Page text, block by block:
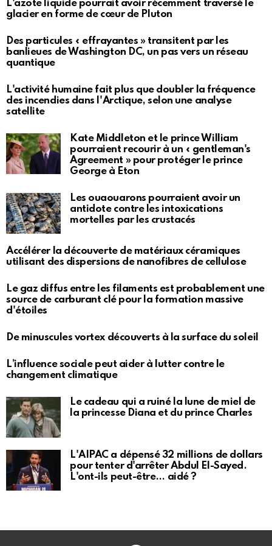
L'azote liquide pourrait avoir récemment traversé le
glacier en forme de cœur de Pluton
Des particules « effrayantes » transitent par les
banlieues de Washington DC, un pas vers un réseau
quantique
L'activité humaine fait plus que doubler la fréquence
des incendies dans l'Arctique, selon une analyse
satellite
Kate Middleton et le prince William
pourraient recourir à un « gentleman's
Agreement » pour protéger le prince
George à Eton
Les ouaouarons pourraient avoir un
antidote contre les intoxications
mortelles par les crustacés
Accélérer la découverte de matériaux céramiques
utilisant des dispersions de nanofibres de cellulose
Le gaz diffus entre les filaments est probablement une
source de carburant clé pour la formation massive
d'étoiles
De minuscules vortex découverts à la surface du soleil
L’influence sociale peut aider à lutter contre le
changement climatique
Le cadeau qui a ruiné la lune de miel de
la princesse Diana et du prince Charles
L'AIPAC a dépensé 32 millions de dollars
pour tenter d'arrêter Abdul El-Sayed.
L'ont-ils peut-être… aidé ?